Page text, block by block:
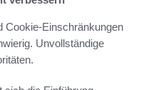
Cookie-Einschränkungen
Unvollständige